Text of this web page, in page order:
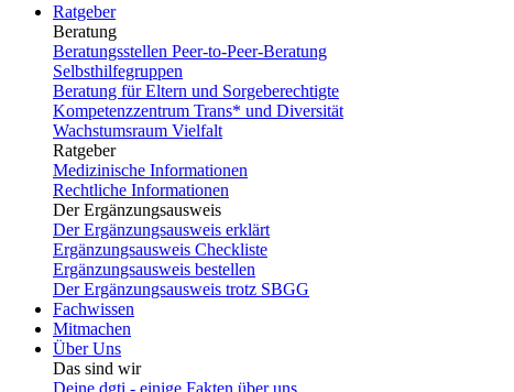
Ratgeber
Beratung
Beratungsstellen Peer-to-Peer-Beratung
Selbsthilfegruppen
Beratung für Eltern und Sorgeberechtigte
Kompetenzzentrum Trans* und Diversität
Wachstumsraum Vielfalt
Ratgeber
Medizinische Informationen
Rechtliche Informationen
Der Ergänzungsausweis
Der Ergänzungsausweis erklärt
Ergänzungsausweis Checkliste
Ergänzungsausweis bestellen
Der Ergänzungsausweis trotz SBGG
Fachwissen
Mitmachen
Über Uns
Das sind wir
Deine dgti - einige Fakten über uns